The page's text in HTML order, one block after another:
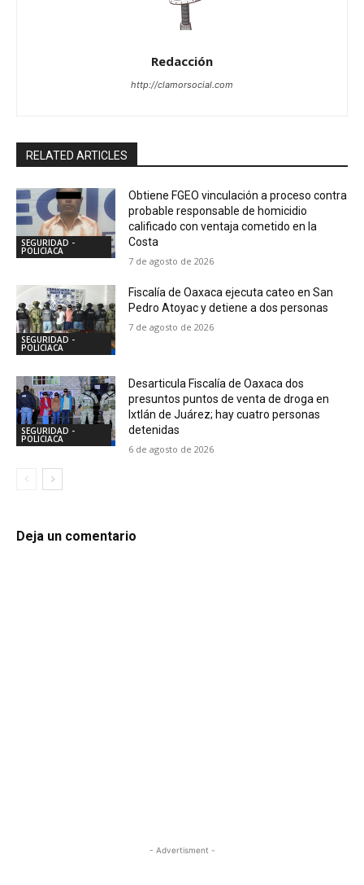
Redacción
http://clamorsocial.com
RELATED ARTICLES
SEGURIDAD -
POLICIACA
Obtiene FGEO vinculación a proceso contra
probable responsable de homicidio
calificado con ventaja cometido en la
Costa
7 de agosto de 2026
SEGURIDAD -
POLICIACA
Fiscalía de Oaxaca ejecuta cateo en San
Pedro Atoyac y detiene a dos personas
7 de agosto de 2026
SEGURIDAD -
POLICIACA
Desarticula Fiscalía de Oaxaca dos
presuntos puntos de venta de droga en
Ixtlán de Juárez; hay cuatro personas
detenidas
6 de agosto de 2026
Deja un comentario
- Advertisment -